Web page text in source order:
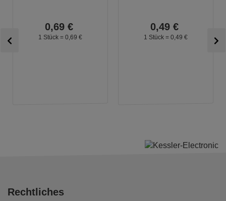
0,69 €
1 Stück = 0, 69 €
0,49 €
1 Stück = 0, 49 €
Rechtliches